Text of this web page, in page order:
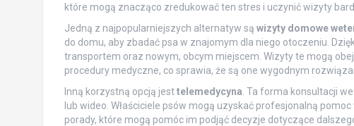
które mogą znacząco zredukować ten stres i uczynić wizyty
Jedną z najpopularniejszych alternatyw są wizyty domowe
do domu, aby zbadać psa w znajomym dla niego otoczeniu.
transportem oraz nowym, obcym miejscem. Wizyty te mogą
procedury medyczne, co sprawia, że są one wygodnym
Inną korzystną opcją jesttelemedycyna . Ta forma konsultacji
lub wideo. Właściciele psów mogą uzyskać profesjonalną
porady, które mogą pomóc im podjąć decyzje dotyczące